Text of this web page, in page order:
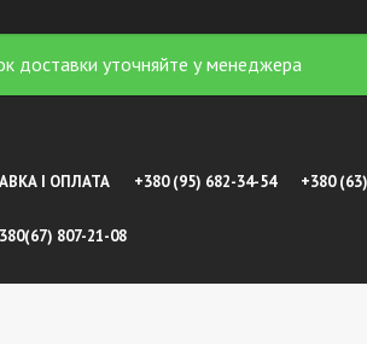
доставки уточняйте у менеджера
І ОПЛАТА +380 (95) 682-34-54 +380
807-21-08